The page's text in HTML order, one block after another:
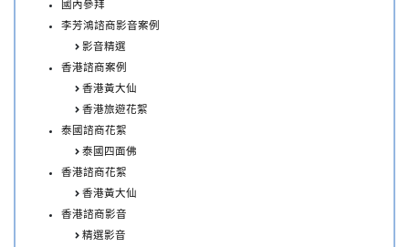
國內參拜
李芳鴻諮商影音案例
影音精選
香港諮商案例
香港黃大仙
香港旅遊花絮
泰國諮商花絮
泰國四面佛
香港諮商花絮
香港黃大仙
香港諮商影音
精選影音